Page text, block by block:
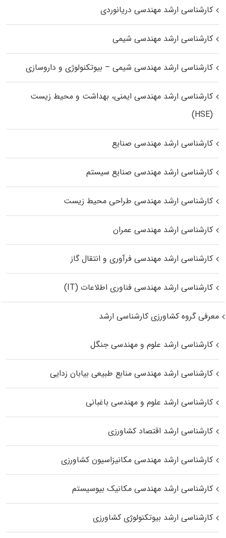
کارشناسی ارشد مهندسی دریانوردی
کارشناسی ارشد مهندسی شیمی
کارشناسی ارشد مهندسی شیمی – بیوتکنولوژی و داروسازی
کارشناسی ارشد مهندسی ایمنی، بهداشت و محیط زیست
(HSE)
کارشناسی ارشد مهندسی صنایع
کارشناسی ارشد مهندسی صنایع سیستم
کارشناسی ارشد مهندسی طراحی محیط زیست
کارشناسی ارشد مهندسی عمران
کارشناسی ارشد مهندسی فرآوری و انتقال گاز
کارشناسی ارشد مهندسی فناوری اطلاعات (IT)
معرفی گروه کشاورزی کارشناسی ارشد
کارشناسی ارشد علوم و مهندسی جنگل
کارشناسی ارشد مهندسی منابع طبیعی بیابان زدایی
کارشناسی ارشد علوم و مهندسی باغبانی
کارشناسی ارشد اقتصاد کشاورزی
کارشناسی ارشد مهندسی مکانیزاسیون کشاورزی
کارشناسی ارشد مهندسی مکانیک بیوسیستم
کارشناسی ارشد بیوتکنولوژی کشاورزی